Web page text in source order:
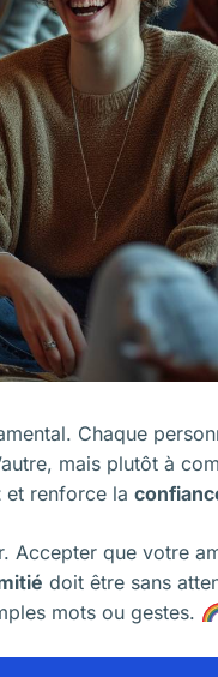
Chaque
mais plutôt à
et renforce la
Accepter que votre
doit être sans
mots ou gestes.